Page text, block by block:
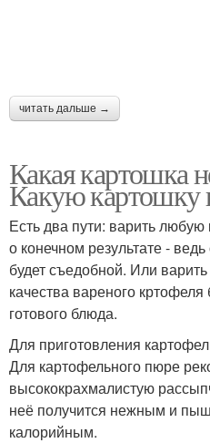
читать дальше →
Какая картошка
Какую картошку
Есть два пути: варить
о конечном результате -
будет съедобной. Или
качества вареного кртофеля
готового блюда.
Для приготовления
Для картофельного пюре
высококрахмалистую
неё получится нежным и
калорийным.